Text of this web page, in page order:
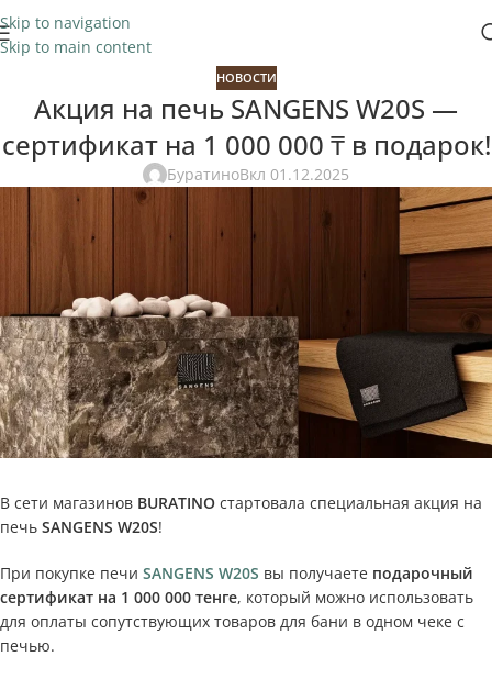
Skip to navigation
Skip to main content
НОВОСТИ
Акция на печь SANGENS W20S —
сертификат на 1 000 000 ₸ в подарок!
БуратиноВкл 01.12.2025
В сети магазинов BURATINO стартовала специальная акция на
печь SANGENS W20S!
При покупке печи SANGENS W20S вы получаете подарочный
сертификат на 1 000 000 тенге, который можно использовать
для оплаты сопутствующих товаров для бани в одном чеке с
печью.